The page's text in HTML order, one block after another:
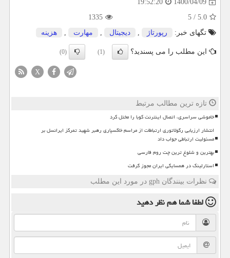
1400/04/09
19:52:20
5.0
/
5
1335
تگهای خبر:
رپورتاژ , دیجیتال , مهارت , هزینه
این مطلب را می پسندید؟ (1)
(0)
X
تازه ترین مطالب مرتبط
خاموشی سراسری، اتصال اینترنت کوبا را مختل کرد
انتشار ارزیابی رگولاتوری ارتباطات از مراسم خاکسپاری رهبر شهید تمرکز ایرانسل بر
مسئولیت ارتباطی جواب داد
بهترین و شلوغ ترین چت روم فارسی
استارلینک در همسایگی ایران مجوز گرفت
نظرات بینندگان gph در مورد این مطلب
لطفا شما همنظر دهید